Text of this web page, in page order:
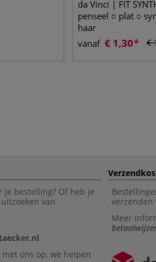
da Vinci | FIT
penseel ○ plat ○
haar
vanaf € 1,30 €
je bestelling? Of heb je
van
met ons op, we helpen
verzenden
Meer